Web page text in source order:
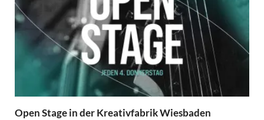
Open Stage in der Kreativfabrik Wiesbaden